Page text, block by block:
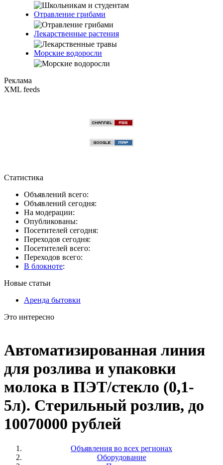
Отравление грибами
Лекарственные растения
Морские водоросли
Реклама
XML feeds
Статистика
Объявлений всего:
Объявлений сегодня:
На модерации:
Опубликованы:
Посетителей сегодня:
Переходов сегодня:
Посетителей всего:
Переходов всего:
В блокноте:
Новые статьи
Аренда бытовки
Это интересно
Автоматизированная линия
для розлива и упаковки
молока в ПЭТ/стекло (0,1-
5л). Стерильный розлив, до
10070000 рублей
Объявления во всех регионах
Оборудование